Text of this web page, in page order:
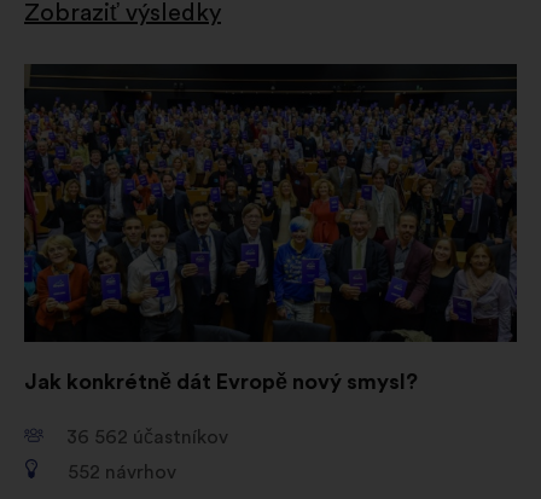
Zobraziť výsledky
Jak konkrétně dát Evropě nový smysl?
36 562 účastníkov
552 návrhov
Otvorenie
na
novej
karte